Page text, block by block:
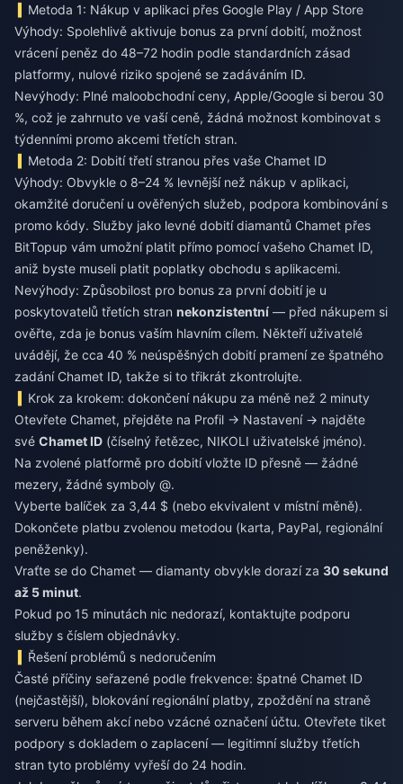
Metoda 1: Nákup v aplikaci přes Google Play / App Store
Výhody: Spolehlivě aktivuje bonus za první dobití, možnost
vrácení peněz do 48–72 hodin podle standardních zásad
platformy, nulové riziko spojené se zadáváním ID.
Nevýhody: Plné maloobchodní ceny, Apple/Google si berou 30
%, což je zahrnuto ve vaší ceně, žádná možnost kombinovat s
týdenními promo akcemi třetích stran.
Metoda 2: Dobití třetí stranou přes vaše Chamet ID
Výhody: Obvykle o 8–24 % levnější než nákup v aplikaci,
okamžité doručení u ověřených služeb, podpora kombinování s
promo kódy. Služby jako levné dobití diamantů Chamet přes
BitTopup vám umožní platit přímo pomocí vašeho Chamet ID,
aniž byste museli platit poplatky obchodu s aplikacemi.
Nevýhody: Způsobilost pro bonus za první dobití je u
poskytovatelů třetích stran nekonzistentní — před nákupem si
ověřte, zda je bonus vaším hlavním cílem. Někteří uživatelé
uvádějí, že cca 40 % neúspěšných dobití pramení ze špatného
zadání Chamet ID, takže si to třikrát zkontrolujte.
Krok za krokem: dokončení nákupu za méně než 2 minuty
Otevřete Chamet, přejděte na Profil → Nastavení → najděte
své Chamet ID (číselný řetězec, NIKOLI uživatelské jméno).
Na zvolené platformě pro dobití vložte ID přesně — žádné
mezery, žádné symboly @.
Vyberte balíček za 3,44 $ (nebo ekvivalent v místní měně).
Dokončete platbu zvolenou metodou (karta, PayPal, regionální
peněženky).
Vraťte se do Chamet — diamanty obvykle dorazí za 30 sekund
až 5 minut.
Pokud po 15 minutách nic nedorazí, kontaktujte podporu
služby s číslem objednávky.
Řešení problémů s nedoručením
Časté příčiny seřazené podle frekvence: špatné Chamet ID
(nejčastější), blokování regionální platby, zpoždění na straně
serveru během akcí nebo vzácné označení účtu. Otevřete tiket
podpory s dokladem o zaplacení — legitimní služby třetích
stran tyto problémy vyřeší do 24 hodin.